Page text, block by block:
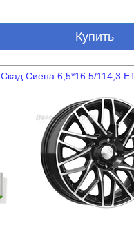
Купить
Скад Сиена 6,5*16 5/114,3